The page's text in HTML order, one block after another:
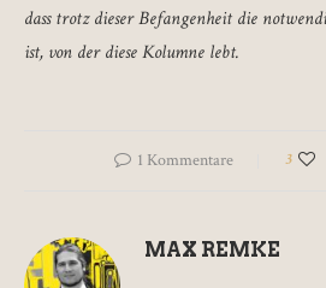
dass trotz dieser Befangenheit die
ist, von der diese Kolumne lebt.
1 Kommentare 3
MAX REMKE